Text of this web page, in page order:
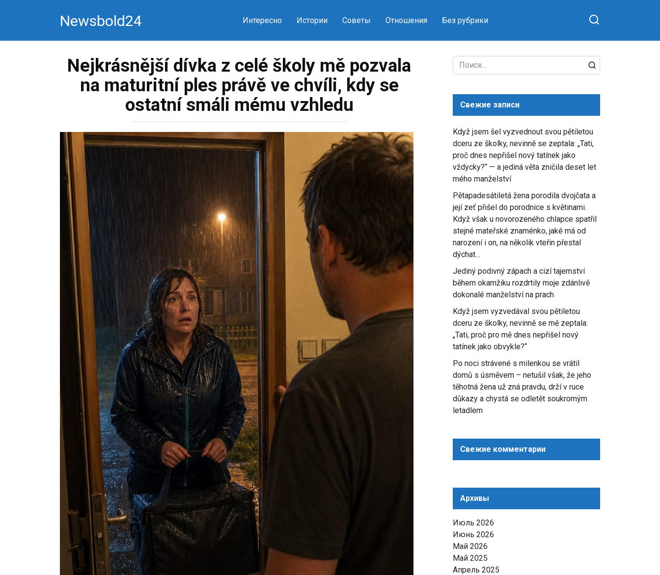
Newsbold24 Интересно Истории Советы Отношения Без рубрики
Nejkrásnější dívka z celé školy mě pozvala
na maturitní ples právě ve chvíli, kdy se
ostatní smáli mému vzhledu
Search
for:
Свежие записи
Když jsem šel vyzvednout svou pětiletou
dceru ze školky, nevinně se zeptala: „Tati,
proč dnes nepřišel nový tatínek jako
vždycky?“ — a jediná věta zničila deset let
mého manželství
Pětapadesátiletá žena porodila dvojčata a
její zeť přišel do porodnice s květinami.
Když však u novorozeného chlapce spatřil
stejné mateřské znaménko, jaké má od
narození i on, na několik vteřin přestal
dýchat…
Jediný podivný zápach a cizí tajemství
během okamžiku rozdrtily moje zdánlivě
dokonalé manželství na prach
Když jsem vyzvedával svou pětiletou
dceru ze školky, nevinně se mě zeptala:
„Tati, proč pro mě dnes nepřišel nový
tatínek jako obvykle?“
Po noci strávené s milenkou se vrátil
domů s úsměvem – netušil však, že jeho
těhotná žena už zná pravdu, drží v ruce
důkazy a chystá se odletět soukromým
letadlem
Свежие комментарии
Архивы
Июль 2026
Июнь 2026
Май 2026
Май 2025
Апрель 2025